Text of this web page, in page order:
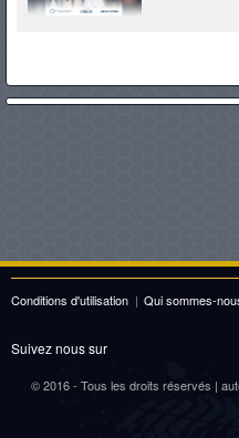
Conditions d'utilisation | Qui sommes-
Suivez nous sur
© 2016 - Tous les droits réservés |